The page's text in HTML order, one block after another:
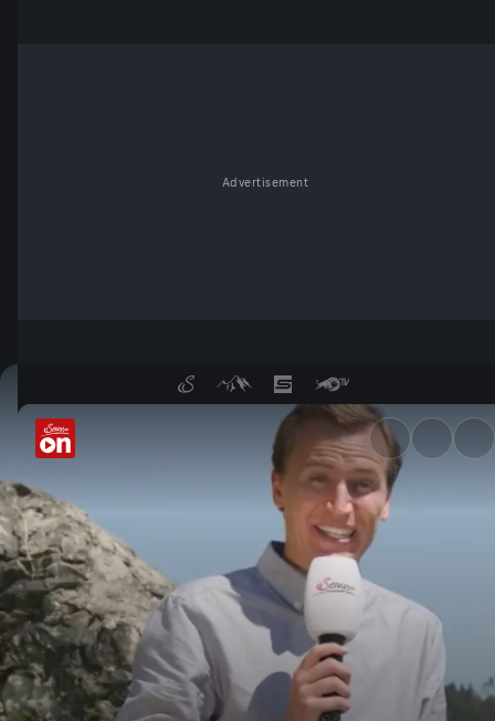
Advertisement
Wetterküche: Eisheilige -